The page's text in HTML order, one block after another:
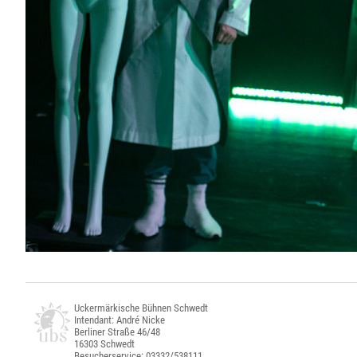
Uckermärkische Bühnen Schwedt
Intendant: André Nicke
Berliner Straße 46/48
16303 Schwedt